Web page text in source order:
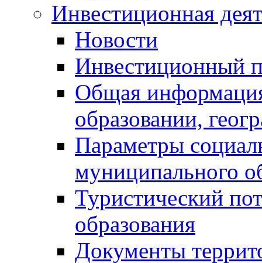
Инвестиционная
Новости
Инвестиционный
Общая
образовании,
Параметры
муниципального
Туристический
образования
Документы